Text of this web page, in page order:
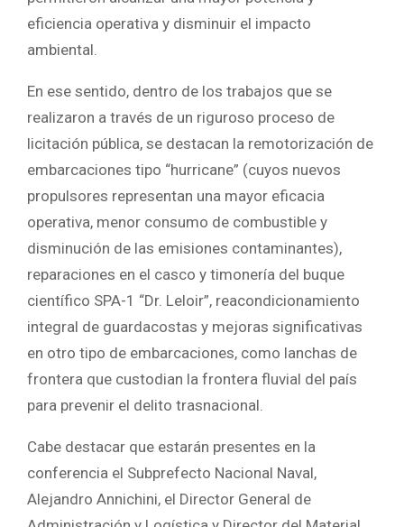
eficiencia operativa y disminuir el impacto
ambiental.
En ese sentido, dentro de los trabajos que se
realizaron a través de un riguroso proceso de
licitación pública, se destacan la remotorización de
embarcaciones tipo “hurricane” (cuyos nuevos
propulsores representan una mayor eficacia
operativa, menor consumo de combustible y
disminución de las emisiones contaminantes),
reparaciones en el casco y timonería del buque
científico SPA-1 “Dr. Leloir”, reacondicionamiento
integral de guardacostas y mejoras significativas
en otro tipo de embarcaciones, como lanchas de
frontera que custodian la frontera fluvial del país
para prevenir el delito trasnacional.
Cabe destacar que estarán presentes en la
conferencia el Subprefecto Nacional Naval,
Alejandro Annichini, el Director General de